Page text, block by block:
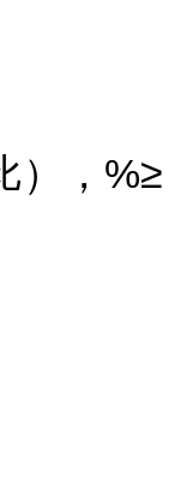
），%≥